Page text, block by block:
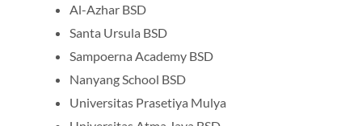
Al-Azhar BSD
Santa Ursula BSD
Sampoerna Academy BSD
Nanyang School BSD
Universitas Prasetiya Mulya